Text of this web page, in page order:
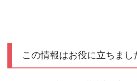
この情報はお役に立ちまし